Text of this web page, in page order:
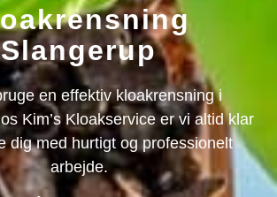
Slangerup
en effektiv kloakrensning i
Kim’s Kloakservice er vi altid klar
dig med hurtigt og professionelt
arbejde.